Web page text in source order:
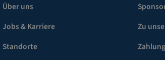
Über uns
Jobs & Karriere
Standorte
Zu